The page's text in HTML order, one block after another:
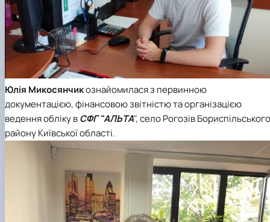
Юлія Микосянчикознайомилася з первинною
документацією, фінансовою звітністю та організацією
ведення обліку вСФГ "АЛЬТА", село Рогозів Бориспільського
району Київської області.